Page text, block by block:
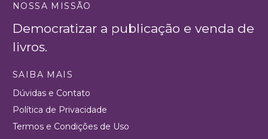
NOSSA MISSÃO
Democratizar a publicação e venda de
livros.
SAIBA MAIS
Dúvidas e Contato
Política de Privacidade
Termos e Condições de Uso